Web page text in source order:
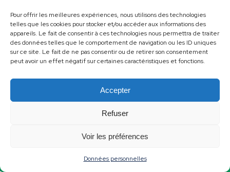
Pour offrir les meilleures expériences, nous utilisons des technologies
telles que les cookies pour stocker et/ou accéder aux informations des
appareils. Le fait de consentir à ces technologies nous permettra de traiter
des données telles que le comportement de navigation ou les ID uniques
sur ce site. Le fait de ne pas consentir ou de retirer son consentement
peut avoir un effet négatif sur certaines caractéristiques et fonctions.
Accepter
Refuser
Voir les préférences
Données personnelles
Mentions légales
Données personnelles
Contact